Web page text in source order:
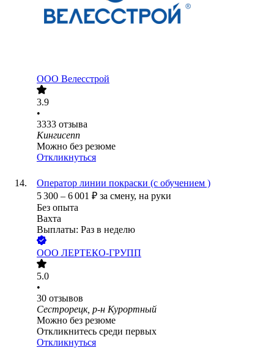
ООО Велесстрой
3.9
•
3333 отзыва
Кингисепп
Можно без резюме
Откликнуться
Оператор линии покраски (с обучением )
5 300 – 6 001 ₽ за смену, на руки
Без опыта
Вахта
Выплаты: Раз в неделю
ООО ЛЕРТЕКО-ГРУПП
5.0
•
30 отзывов
Сестрорецк, р-н Курортный
Можно без резюме
Откликнитесь среди первых
Откликнуться